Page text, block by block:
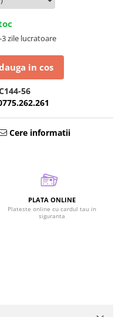
3 zile lucratoare
in cos
56
Cere informatii
PLATA ONLINE
Plateste online cu cardul tau in
siguranta